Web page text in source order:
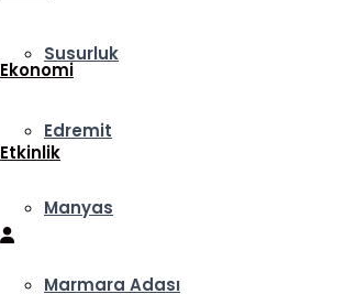
Susurluk
Edremit
Manyas
Marmara Adası
Ekonomi
Etkinlik